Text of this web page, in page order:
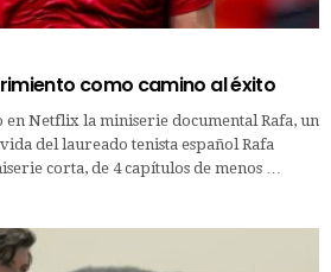
como camino al éxito
en Netflix la miniserie documental Rafa, un
del laureado tenista español Rafa
corta, de 4 capítulos de menos …